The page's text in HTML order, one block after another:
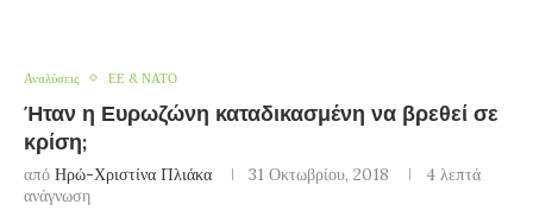
Αναλύσεις ΕΕ & ΝΑΤΟ
Ήταν η Ευρωζώνη καταδικασμένη να βρεθεί σε
κρίση;
από Ηρώ-Χριστίνα Πλιάκα 31 Οκτωβρίου, 2018
4 λεπτά
ανάγνωση